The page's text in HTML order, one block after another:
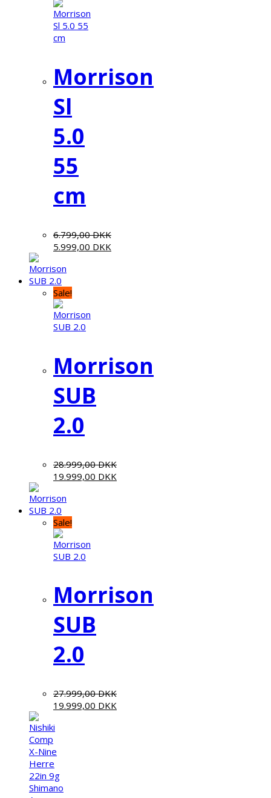
Morrison
Sl
5.0
55
cm
6.799,00DKK
5.999,00 DKK
Sale!
Morrison
SUB
2.0
28.999,00DKK
19.999,00 DKK
Sale!
Morrison
SUB
2.0
27.999,00DKK
19.999,00 DKK